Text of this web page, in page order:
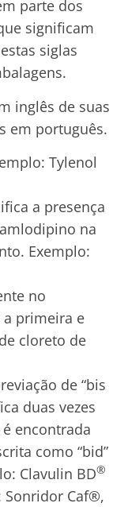
parte dos
significam
siglas
inglês de suas
em português.
Tylenol
a presença
na
Exemplo:
no
a primeira e
cloreto de
de “bis
duas vezes
encontrada
como “bid”
Clavulin BD®
Caf®,